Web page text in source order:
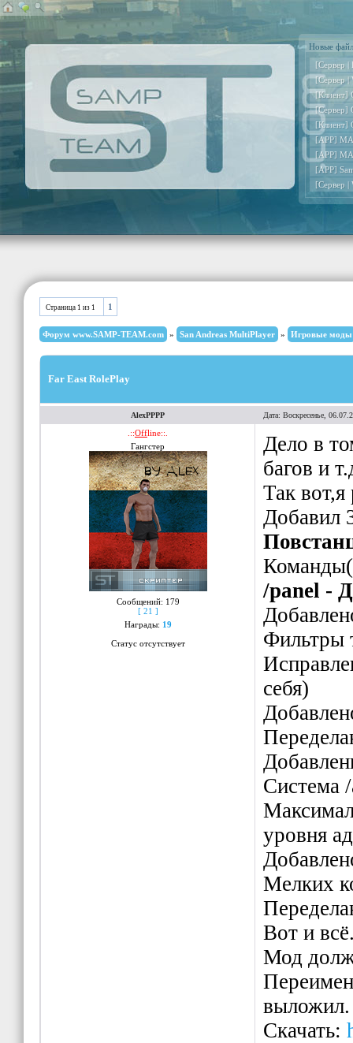
Новые
[Сервер |
[Сервер |
[Клиент]
[Сервер]
[Клиент]
[APP]
[APP]
[APP]
[Сервер |
Страница 1 из 1 1
Форум www.SAMP-TEAM.com » San Andreas MultiPlayer » Игровые моды
Far East RolePlay
AlexPPPP Дата: Воскресенье,
.::Offline::.
Гангстер
Сообщений: 179
[ 21 ]
Награды: 19
Статус отсутствует
Дело в
багов и
Так
Добавил
/panel -
Фильтры
себя)
Система
уровня
Мелких
Вот и
Мод
выложил.
Скачать: